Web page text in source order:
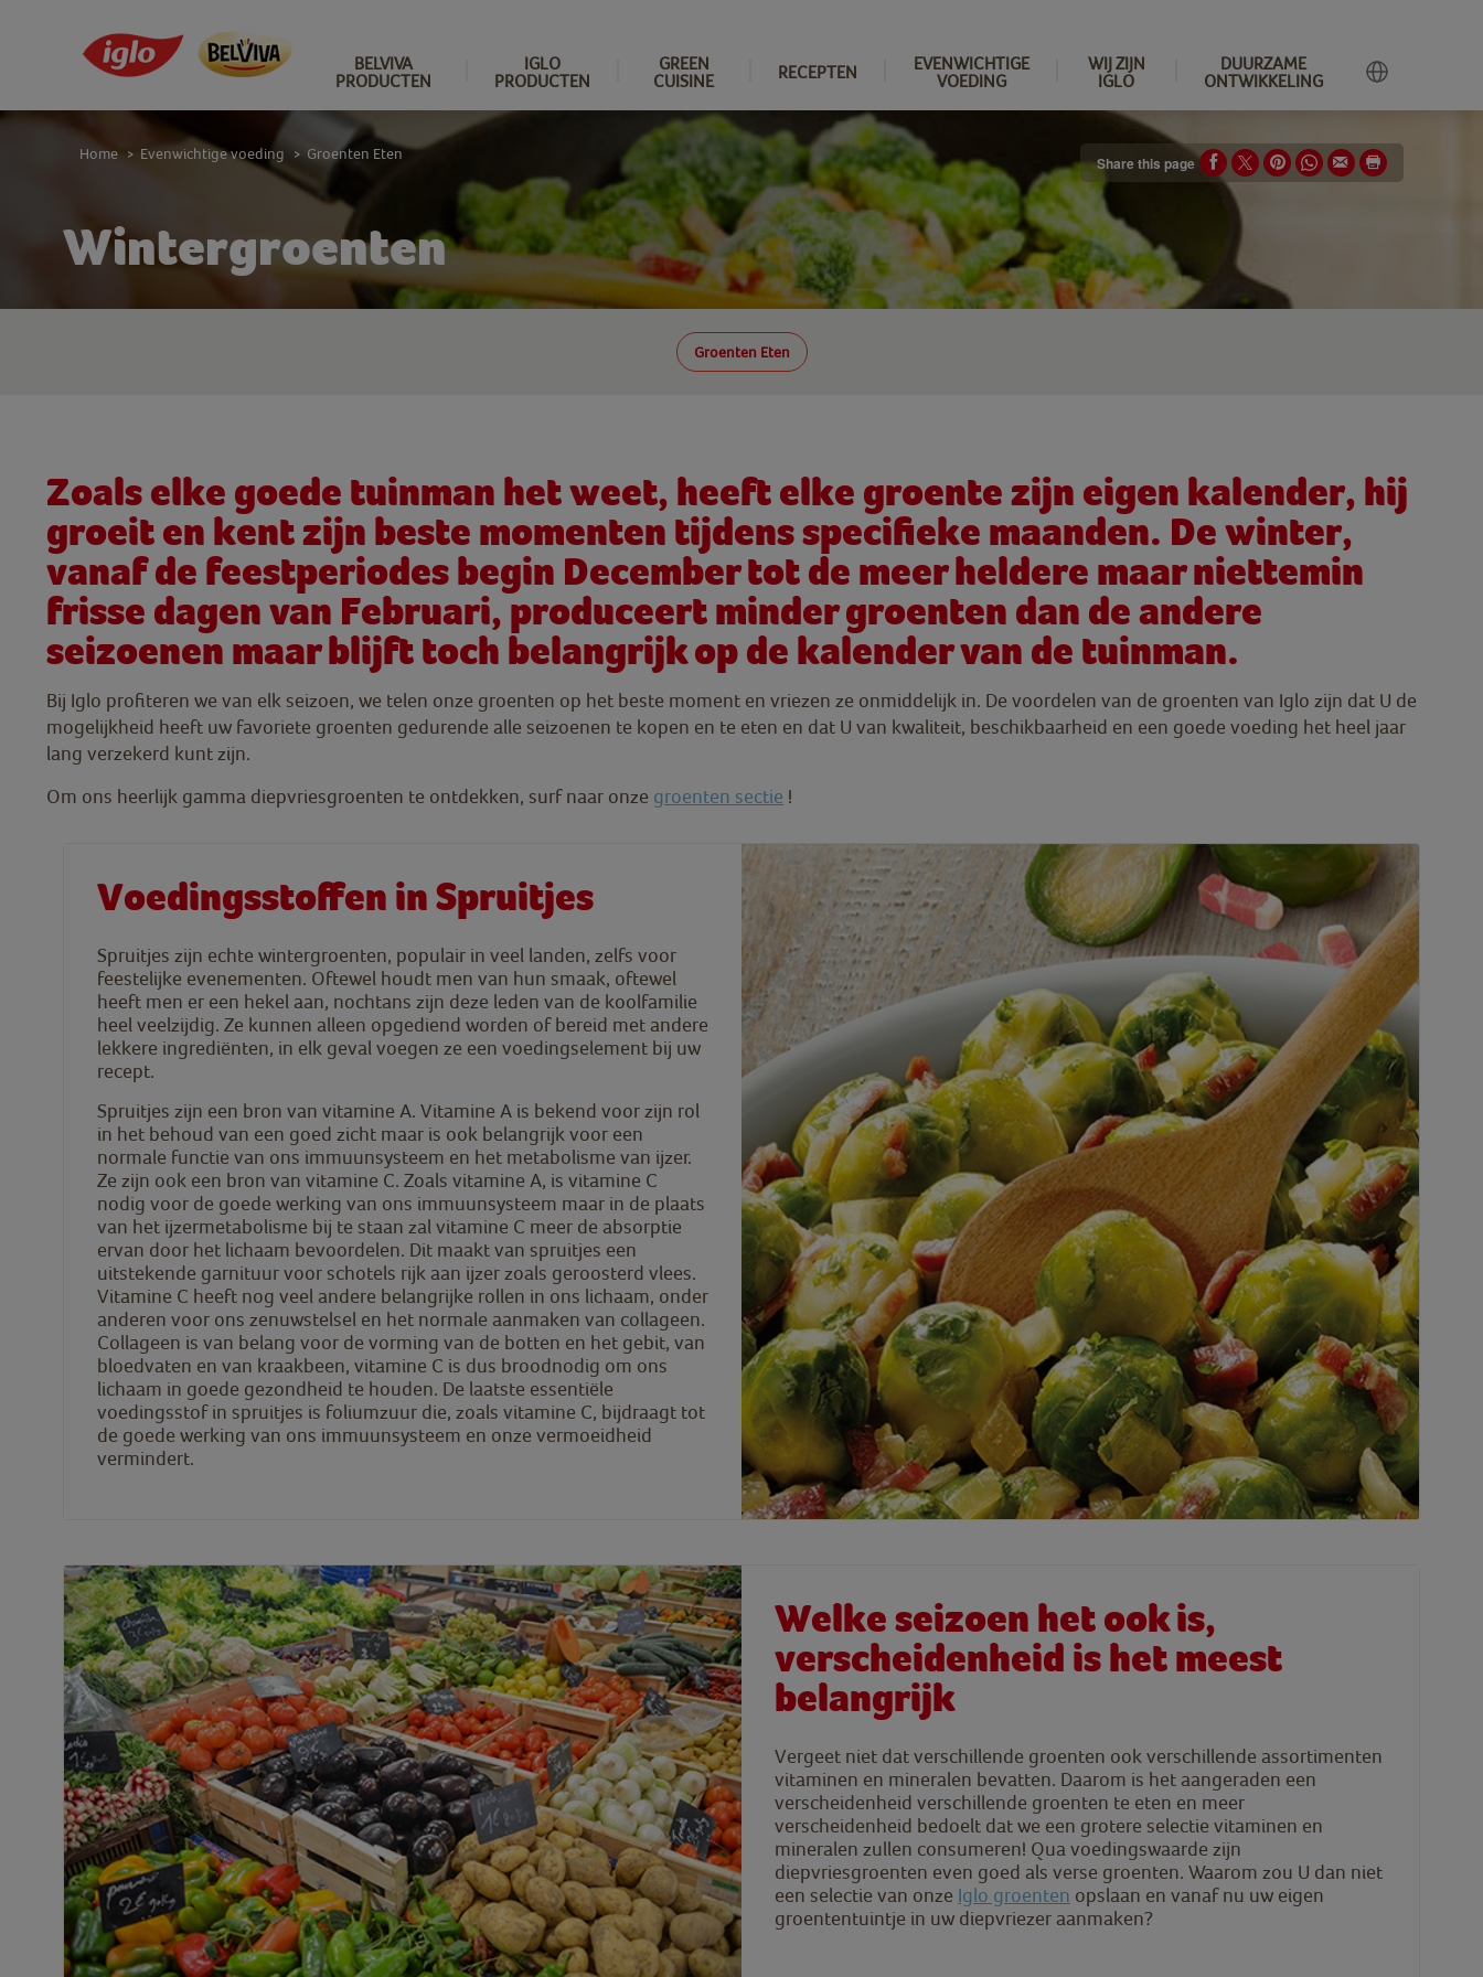
BELVIVA
PRODUCTEN
IGLO
PRODUCTEN
GREEN
CUISINE
RECEPTEN
EVENWICHTIGE
VOEDING
WIJ ZIJN
IGLO
DUURZAME
ONTWIKKELING
Wintergroenten
Groenten Eten
Home > Evenwichtige voeding > Groenten Eten Share this page
Zoals elke goede tuinman het weet, heeft elke groente zijn eigen kalender, hij
groeit en kent zijn beste momenten tijdens specifieke maanden. De winter,
vanaf de feestperiodes begin December tot de meer heldere maar niettemin
frisse dagen van Februari, produceert minder groenten dan de andere
seizoenen maar blijft toch belangrijk op de kalender van de tuinman.
Bij Iglo profiteren we van elk seizoen, we telen onze groenten op het beste moment en vriezen ze onmiddelijk in. De voordelen van de groenten van Iglo zijn dat U de
mogelijkheid heeft uw favoriete groenten gedurende alle seizoenen te kopen en te eten en dat U van kwaliteit, beschikbaarheid en een goede voeding het heel jaar
lang verzekerd kunt zijn.
Om ons heerlijk gamma diepvriesgroenten te ontdekken, surf naar onze groenten sectie !
Voedingsstoffen in Spruitjes
Spruitjes zijn echte wintergroenten, populair in veel landen, zelfs voor
feestelijke evenementen. Oftewel houdt men van hun smaak, oftewel
heeft men er een hekel aan, nochtans zijn deze leden van de koolfamilie
heel veelzijdig. Ze kunnen alleen opgediend worden of bereid met andere
lekkere ingrediënten, in elk geval voegen ze een voedingselement bij uw
recept.
Spruitjes zijn een bron van vitamine A. Vitamine A is bekend voor zijn rol
in het behoud van een goed zicht maar is ook belangrijk voor een
normale functie van ons immuunsysteem en het metabolisme van ijzer.
Ze zijn ook een bron van vitamine C. Zoals vitamine A, is vitamine C
nodig voor de goede werking van ons immuunsysteem maar in de plaats
van het ijzermetabolisme bij te staan zal vitamine C meer de absorptie
ervan door het lichaam bevoordelen. Dit maakt van spruitjes een
uitstekende garnituur voor schotels rijk aan ijzer zoals geroosterd vlees.
Vitamine C heeft nog veel andere belangrijke rollen in ons lichaam, onder
anderen voor ons zenuwstelsel en het normale aanmaken van collageen.
Collageen is van belang voor de vorming van de botten en het gebit, van
bloedvaten en van kraakbeen, vitamine C is dus broodnodig om ons
lichaam in goede gezondheid te houden. De laatste essentiële
voedingsstof in spruitjes is foliumzuur die, zoals vitamine C, bijdraagt tot
de goede werking van ons immuunsysteem en onze vermoeidheid
vermindert.
Welke seizoen het ook is,
verscheidenheid is het meest
belangrijk
Vergeet niet dat verschillende groenten ook verschillende assortimenten
vitaminen en mineralen bevatten. Daarom is het aangeraden een
verscheidenheid verschillende groenten te eten en meer
verscheidenheid bedoelt dat we een grotere selectie vitaminen en
mineralen zullen consumeren! Qua voedingswaarde zijn
diepvriesgroenten even goed als verse groenten. Waarom zou U dan niet
een selectie van onze Iglo groenten opslaan en vanaf nu uw eigen
groententuintje in uw diepvriezer aanmaken?